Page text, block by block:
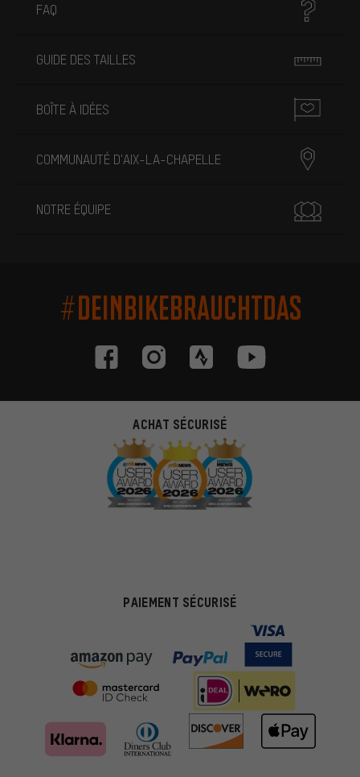
FAQ
GUIDE DES TAILLES
BOÎTE À IDÉES
COMMUNAUTÉ D'AIX-LA-CHAPELLE
NOTRE ÉQUIPE
#DEINBIKEBRAUCHTDAS
ACHAT SÉCURISÉ
PAIEMENT SÉCURISÉ